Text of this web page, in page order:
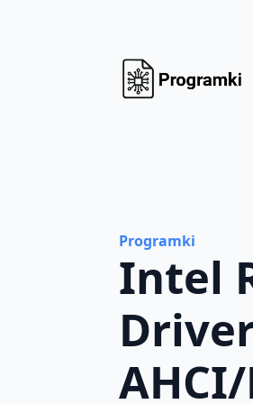
Programki
Intel